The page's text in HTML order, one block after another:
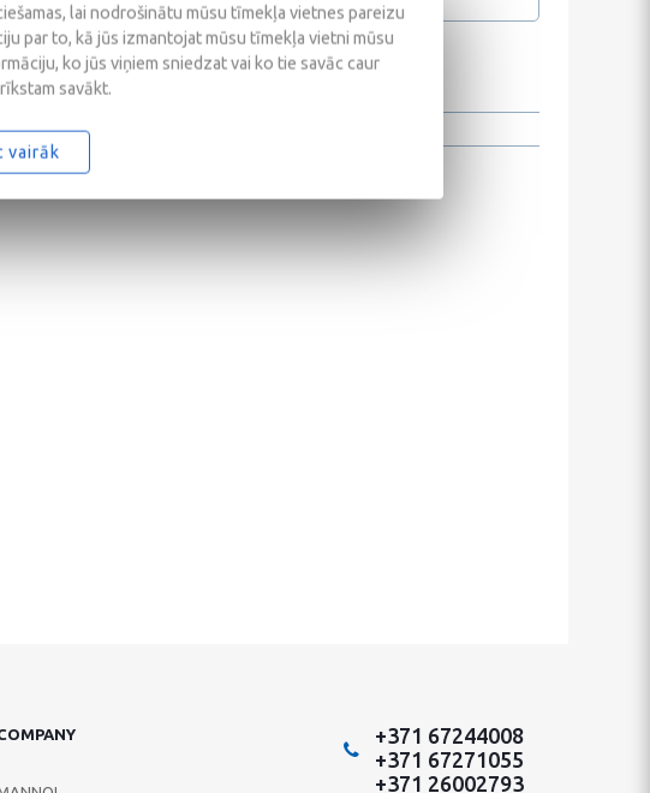
+371 67244008
+371 67271055
+371 26002793
lai nodrošinātu mūsu tīmekļa vietnes pareizu
par to, kā jūs izmantojat mūsu tīmekļa vietni mūsu
ko jūs viņiem sniedzat vai ko tie savāc caur
savākt.
vairāk